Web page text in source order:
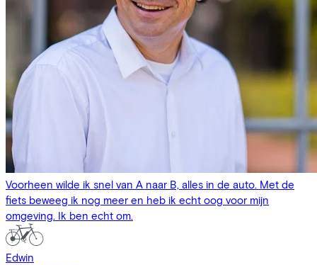
Voorheen wilde ik snel van A naar B, alles in de auto. Met de
fiets beweeg ik nog meer en heb ik echt oog voor mijn
omgeving. Ik ben echt om.
Edwin